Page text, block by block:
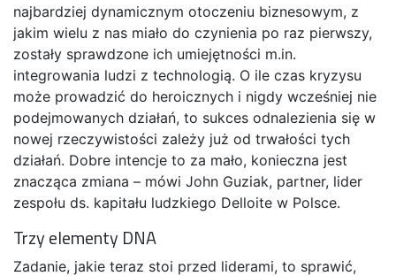
najbardziej dynamicznym otoczeniu biznesowym, z
jakim wielu z nas miało do czynienia po raz pierwszy,
zostały sprawdzone ich umiejętności m.in.
integrowania ludzi z technologią. O ile czas kryzysu
może prowadzić do heroicznych i nigdy wcześniej nie
podejmowanych działań, to sukces odnalezienia się w
nowej rzeczywistości zależy już od trwałości tych
działań. Dobre intencje to za mało, konieczna jest
znacząca zmiana – mówi John Guziak, partner, lider
zespołu ds. kapitału ludzkiego Delloite w Polsce.
Trzy elementy DNA
Zadanie, jakie teraz stoi przed liderami, to sprawić,